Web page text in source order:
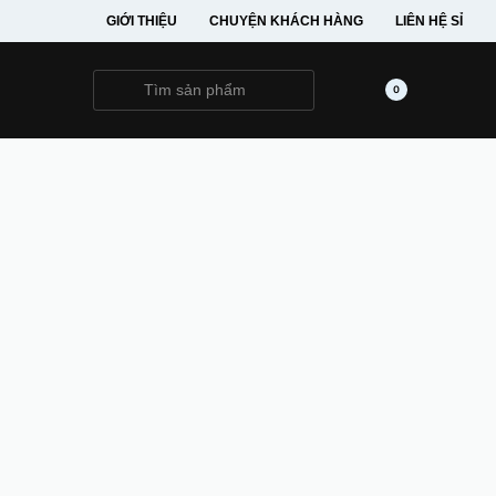
GIỚI THIỆU CHUYỆN KHÁCH HÀNG LIÊN HỆ SỈ
0